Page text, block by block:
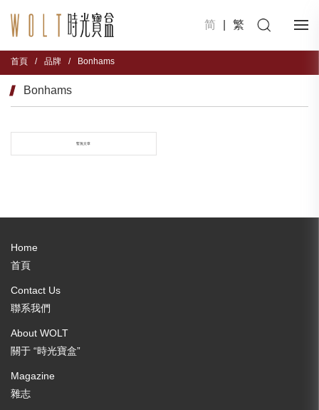
简 繁
首頁 / 品牌 / Bonhams
Bonhams
暫無文章
Home
首頁
Contact Us
聯系我們
About WOLT
關于 “時光寶盒”
Magazine
雜志